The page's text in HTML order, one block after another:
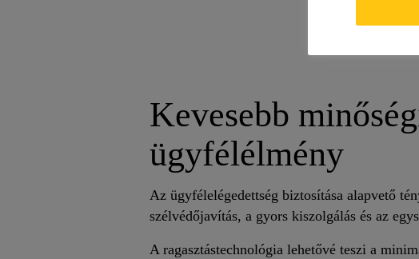
Kevesebb
ügyfélélmény
Az ügyfélelégedettség biztosítása alapvető
szélvédőjavítás, a gyors kiszolgálás és az
A ragasztástechnológia lehetővé teszi a